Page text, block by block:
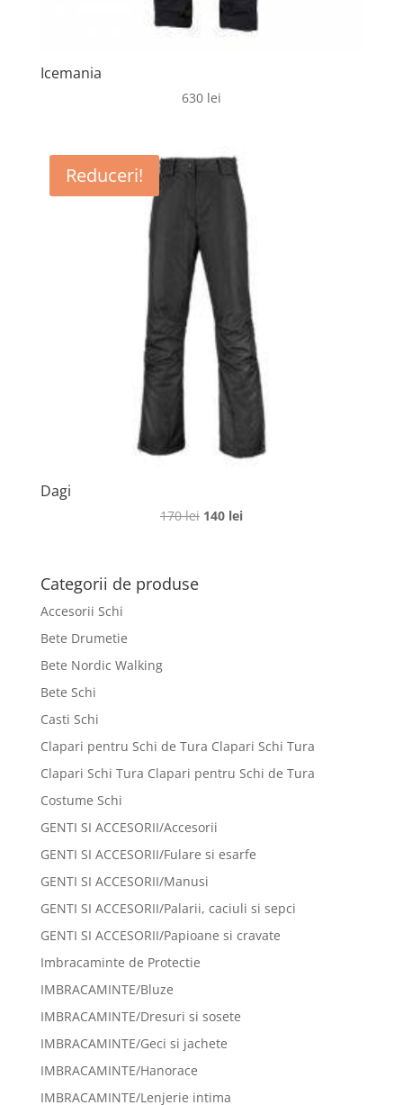
Icemania
630 lei
Reduceri!
Dagi
170lei Prețul
140 leiPrețul
Categorii de produse
Accesorii Schi
Bete Drumetie
Bete Nordic Walking
Bete Schi
Casti Schi
Clapari pentru Schi de Tura Clapari Schi Tura
Clapari Schi Tura Clapari pentru Schi de Tura
Costume Schi
GENTI SI ACCESORII/Accesorii
GENTI SI ACCESORII/Fulare si esarfe
GENTI SI ACCESORII/Manusi
GENTI SI ACCESORII/Palarii, caciuli si sepci
GENTI SI ACCESORII/Papioane si cravate
Imbracaminte de Protectie
IMBRACAMINTE/Bluze
IMBRACAMINTE/Dresuri si sosete
IMBRACAMINTE/Geci si jachete
IMBRACAMINTE/Hanorace
IMBRACAMINTE/Lenjerie intima